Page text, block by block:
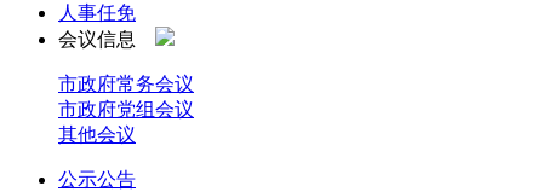
人事任免
会议信息
市政府常务会议
市政府党组会议
其他会议
公示公告